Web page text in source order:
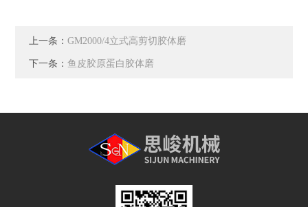
上一条：GM2000/4立式高剪切胶体磨
下一条：鱼皮胶原蛋白胶体磨